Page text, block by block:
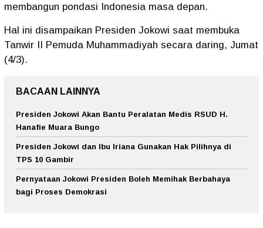
membangun pondasi Indonesia masa depan.
Hal ini disampaikan Presiden Jokowi saat membuka
Tanwir II Pemuda Muhammadiyah secara daring, Jumat
(4/3).
BACAAN LAINNYA
Presiden Jokowi Akan Bantu Peralatan Medis RSUD H.
Hanafie Muara Bungo
Presiden Jokowi dan Ibu Iriana Gunakan Hak Pilihnya di
TPS 10 Gambir
Pernyataan Jokowi Presiden Boleh Memihak Berbahaya
bagi Proses Demokrasi